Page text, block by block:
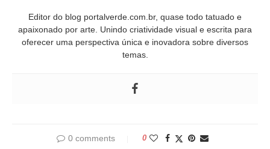
Editor do blog portalverde.com.br, quase todo tatuado e
apaixonado por arte. Unindo criatividade visual e escrita para
oferecer uma perspectiva única e inovadora sobre diversos
temas.
0 comments 0